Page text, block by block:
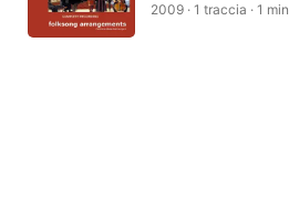
2009 · 1 traccia · 1 min